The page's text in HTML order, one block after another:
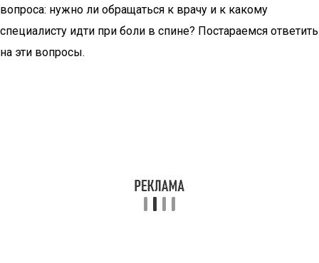
вопроса: нужно ли обращаться к врачу и к какому
специалисту идти при боли в спине? Постараемся ответить
на эти вопросы.